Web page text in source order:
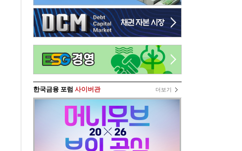
한국금융 포럼 사이버관 더보기